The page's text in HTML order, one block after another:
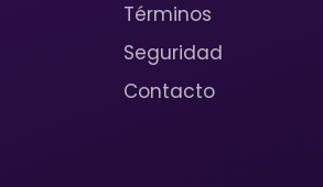
Términos
Seguridad
Contacto